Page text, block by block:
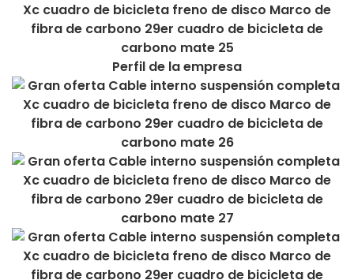
Perfil de la empresa